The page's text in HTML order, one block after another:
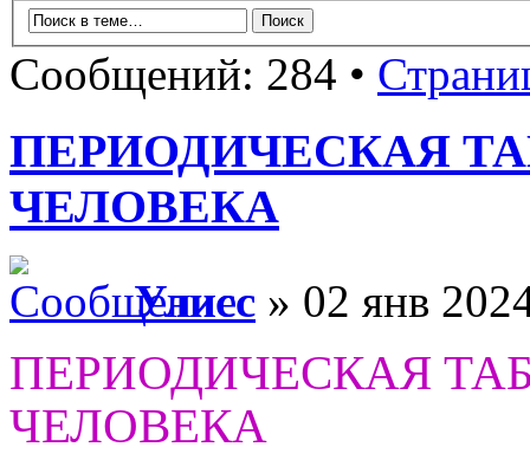
Сообщений: 284 •
ПЕРИОДИЧЕСКАЯ
ЧЕЛОВЕКА
Улисс » 02 янв
ПЕРИОДИЧЕСКАЯ
ЧЕЛОВЕКА